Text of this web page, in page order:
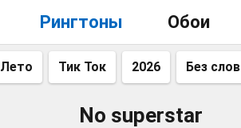
Рингтоны Обои
Лето Тик Ток 2026 Без слов
No superstar